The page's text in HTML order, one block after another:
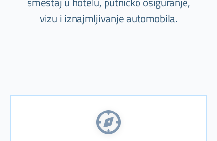
vizu i iznajmljivanje automobila.